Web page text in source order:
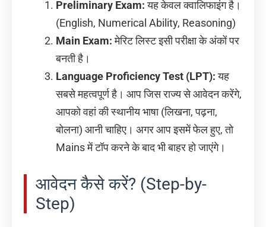
Preliminary Exam:यह केवल क्वालिफाइंग है।
(English, Numerical Ability, Reasoning)
Main Exam:मेरिट लिस्ट इसी परीक्षा के अंकों पर
बनती है।
Language Proficiency Test (LPT):यह
सबसे महत्वपूर्ण है। आप जिस राज्य से आवेदन करेंगे,
आपको वहां की स्थानीय भाषा (लिखना, पढ़ना,
बोलना) आनी चाहिए। अगर आप इसमें फेल हुए, तो
Mains में टॉप करने के बाद भी बाहर हो जाएंगे।
आवेदन कैसे करें? (Step-by-
Step)